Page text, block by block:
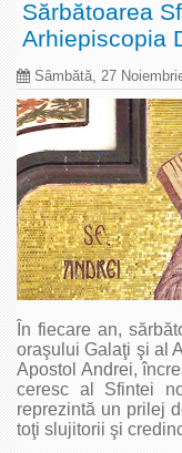
Sărbătoarea
Arhiepiscopia
Sâmbătă, 27
În fiecare an,
oraşului Galaţi şi al
Apostol Andrei,
ceresc al Sfintei
reprezintă un prilej
toţi slujitorii şi